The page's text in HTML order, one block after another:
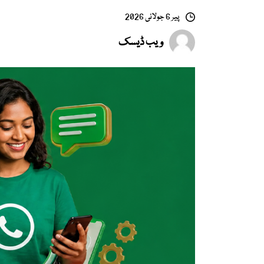
پیر 6 جولائی 2026
ویب ڈیسک